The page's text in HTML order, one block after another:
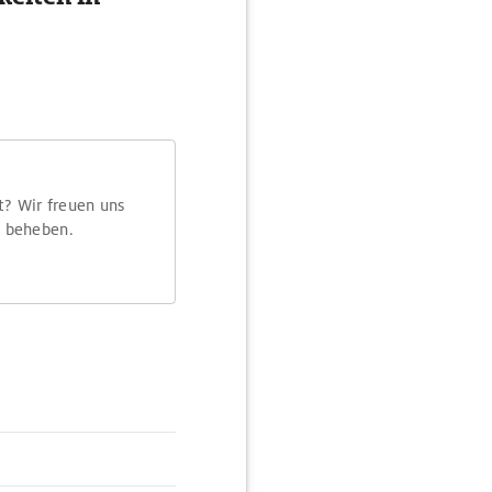
Wir freuen uns